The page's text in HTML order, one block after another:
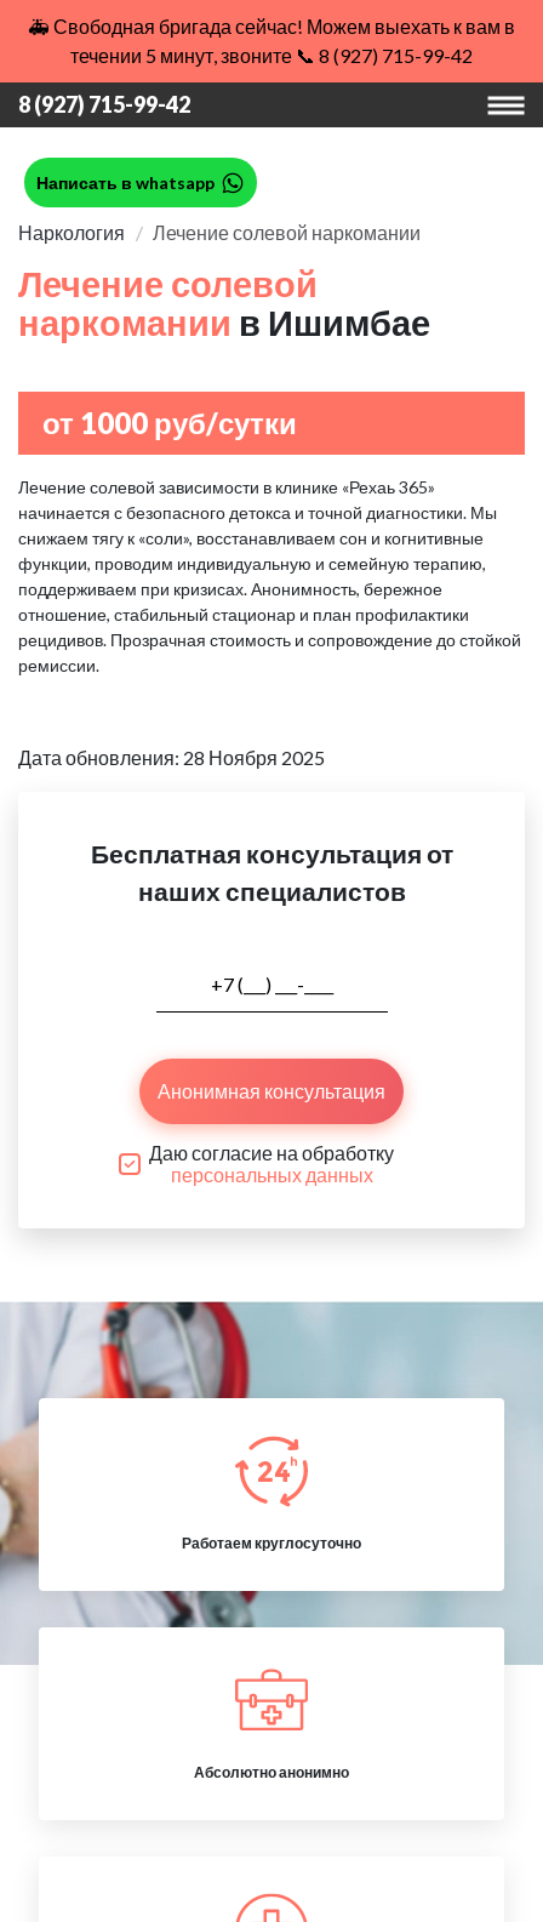
🚑 Свободная бригада сейчас! Можем выехать к вам в
течении 5 минут, звоните 📞 8 (927) 715-99-42
8 (927) 715-99-42
Написать в whatsapp
Наркология Лечение солевой наркомании
Лечение солевой
наркомании в Ишимбае
от 1000 руб/сутки
Лечение солевой зависимости в клинике «Рехаь 365»
начинается с безопасного детокса и точной диагностики. Мы
снижаем тягу к «соли», восстанавливаем сон и когнитивные
функции, проводим индивидуальную и семейную терапию,
поддерживаем при кризисах. Анонимность, бережное
отношение, стабильный стационар и план профилактики
рецидивов. Прозрачная стоимость и сопровождение до стойкой
ремиссии.
Дата обновления: 28 Ноября 2025
Бесплатная консультация от
наших специалистов
Анонимная консультация
Даю согласие на обработку
персональных данных
Работаем круглосуточно
Абсолютно анонимно